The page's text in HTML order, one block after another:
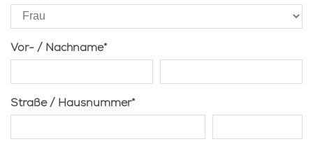
Vor- / Nachname*
Straße / Hausnummer*